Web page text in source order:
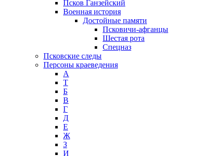
Псков Ганзейский
Военная история
Достойные памяти
Псковичи-афганцы
Шестая рота
Спецназ
Псковские следы
Персоны краеведения
А
T
Б
В
Г
Д
Е
Ж
З
И